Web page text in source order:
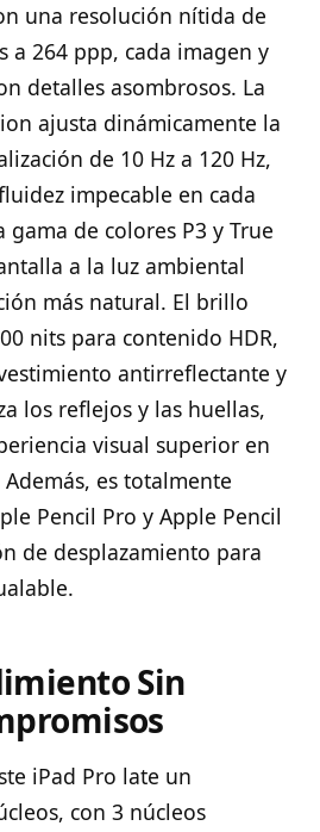
una resolución nítida de
a 264 ppp, cada imagen y
detalles asombrosos. La
ajusta dinámicamente la
de 10 Hz a 120 Hz,
impecable en cada
de colores P3 y True
a la luz ambiental
más natural. El brillo
nits para contenido HDR,
antirreflectante y
los reflejos y las huellas,
visual superior en
es totalmente
Pencil Pro y Apple Pencil
de desplazamiento para
Sin
iPad Pro late un
con 3 núcleos